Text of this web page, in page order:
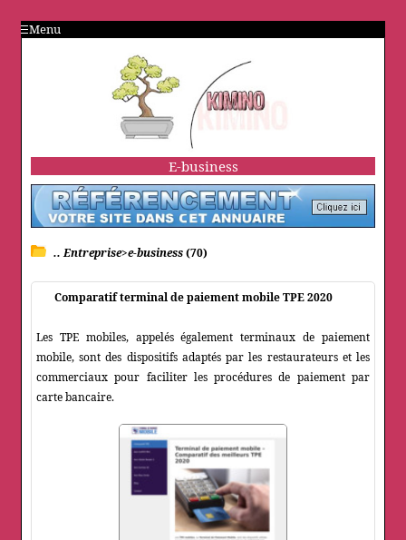
Menu
E-business
.. Entreprise>e-business(70)
Comparatif terminal de paiement mobile TPE 2020
Les TPE mobiles, appelés également terminaux de paiement
mobile, sont des dispositifs adaptés par les restaurateurs et les
commerciaux pour faciliter les procédures de paiement par
carte bancaire.